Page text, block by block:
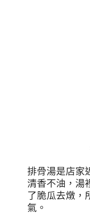
排骨湯是店家
清香不油，湯
了脆瓜去燉，
氣。